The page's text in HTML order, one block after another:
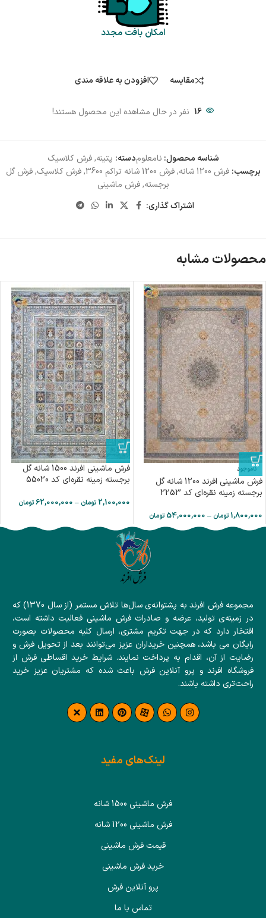
امکان بافت مجدد
مقایسه افزودن به علاقه مندی
16 نفر در حال مشاهده این محصول هستند!
شناسه محصول: نامعلومدسته: پتینه, فرش کلاسیک
برچسب: فرش 1200 شانه , فرش 1200 شانه تراکم 3600 , فرش کلاسیک, فرش گل
برجسته, فرش ماشینی
اشتراک گذاری:
محصولات مشابه
ناموجود
فرش ماشینی افرند 1200 شانه گل
برجسته زمینه نقره‌ای کد 2253
1,800,000 تومان–
54,000,000 تومان
فرش ماشینی افرند 1500 شانه گل
برجسته زمینه نقره‌ای کد 55020
2,100,000 تومان–
62,000,000تومان
مجموعه فرش افرند به پشتوانه‌ی سال‌ها تلاش مستمر (از سال 1370) که
در زمینه‌ی تولید، عرضه و صادرات فرش ماشینی فعالیت داشته است،
افتخار دارد که در جهت تکریم مشتری، ارسال کلیه محصولات بصورت
رایگان می باشد، همچنین خریداران عزیز می‌توانند بعد از تحویل فرش و
رضایت از آن، اقدام به پرداخت نمایند. شرایط خرید اقساطی فرش از
فروشگاه افرند و پرو آنلاین فرش باعث شده که مشتریان عزیز خرید
راحت‌تری داشته باشند.
لینک‌های مفید
فرش ماشینی 1500 شانه
فرش ماشینی 1200 شانه
قیمت فرش ماشینی
خرید فرش ماشینی
پرو آنلاین فرش
تماس با ما